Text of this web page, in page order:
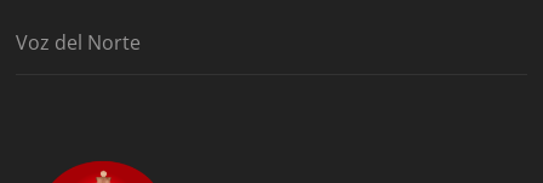
Voz del Norte